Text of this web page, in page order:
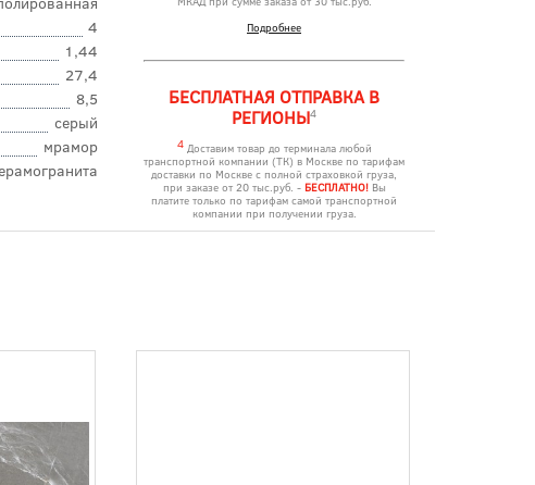
4
1,44
27,4
8,5
серый
мрамор
Подробнее
БЕСПЛАТНАЯ ОТПРАВКА В
РЕГИОНЫ4
4Доставим товар до терминала любой
транспортной компании (ТК) в Москве по тарифам
доставки по Москве с полной страховкой груза,
при заказе от 20 тыс.руб. - БЕСПЛАТНО!Вы
платите только по тарифам самой транспортной
компании при получении груза.